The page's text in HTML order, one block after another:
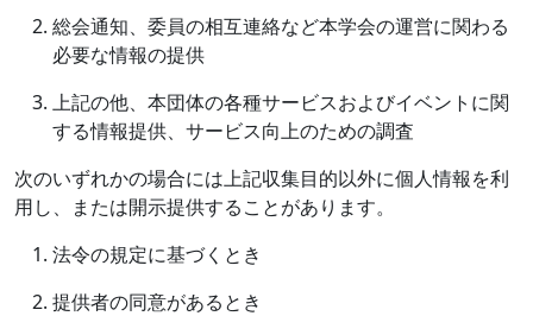
総会通知、委員の相互連絡など本学会の運営に関わる
必要な情報の提供
上記の他、本団体の各種サービスおよびイベントに関
する情報提供、サービス向上のための調査
次のいずれかの場合には上記収集目的以外に個人情報を利
用し、または開示提供することがあります。
法令の規定に基づくとき
提供者の同意があるとき